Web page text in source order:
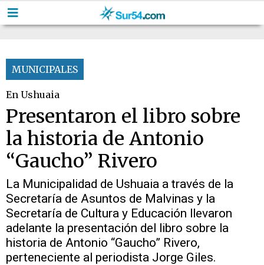
MUNICIPALES
En Ushuaia
Presentaron el libro sobre
la historia de Antonio
“Gaucho” Rivero
La Municipalidad de Ushuaia a través de la
Secretaría de Asuntos de Malvinas y la
Secretaría de Cultura y Educación llevaron
adelante la presentación del libro sobre la
historia de Antonio “Gaucho” Rivero,
perteneciente al periodista Jorge Giles.